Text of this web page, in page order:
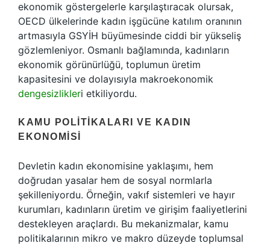
ekonomik göstergelerle karşılaştıracak olursak,
OECD ülkelerinde kadın işgücüne katılım oranının
artmasıyla GSYİH büyümesinde ciddi bir yükseliş
gözlemleniyor. Osmanlı bağlamında, kadınların
ekonomik görünürlüğü, toplumun üretim
kapasitesini ve dolayısıyla makroekonomik
dengesizlikleri etkiliyordu.
KAMU POLITIKALARI VE KADIN
EKONOMISI
Devletin kadın ekonomisine yaklaşımı, hem
doğrudan yasalar hem de sosyal normlarla
şekilleniyordu. Örneğin, vakıf sistemleri ve hayır
kurumları, kadınların üretim ve girişim faaliyetlerini
destekleyen araçlardı. Bu mekanizmalar, kamu
politikalarının mikro ve makro düzeyde toplumsal